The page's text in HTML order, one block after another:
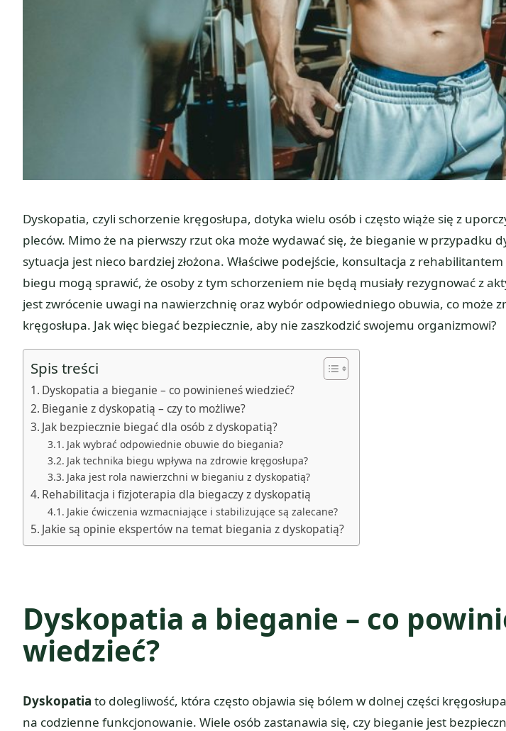
Dyskopatia, czyli schorzenie kręgosłupa, dotyka wielu osób i często wiąże się z
pleców. Mimo że na pierwszy rzut oka może wydawać się, że bieganie w przypadku
sytuacja jest nieco bardziej złożona. Właściwe podejście, konsultacja z
biegu mogą sprawić, że osoby z tym schorzeniem nie będą musiały rezygnować z
jest zwrócenie uwagi na nawierzchnię oraz wybór odpowiedniego obuwia, co może
kręgosłupa. Jak więc biegać bezpiecznie, aby nie zaszkodzić swojemu organizmowi?
Spis treści
Dyskopatia a bieganie – co powinieneś wiedzieć?
Bieganie z dyskopatią – czy to możliwe?
Jak bezpiecznie biegać dla osób z dyskopatią?
Jak wybrać odpowiednie obuwie do biegania?
Jak technika biegu wpływa na zdrowie kręgosłupa?
Jaka jest rola nawierzchni w bieganiu z dyskopatią?
Rehabilitacja i fizjoterapia dla biegaczy z dyskopatią
Jakie ćwiczenia wzmacniające i stabilizujące są zalecane?
Jakie są opinie ekspertów na temat biegania z dyskopatią?
Dyskopatia a bieganie – co
wiedzieć?
Dyskopatia to dolegliwość, która często objawia się bólem w dolnej części
na codzienne funkcjonowanie. Wiele osób zastanawia się, czy bieganie jest